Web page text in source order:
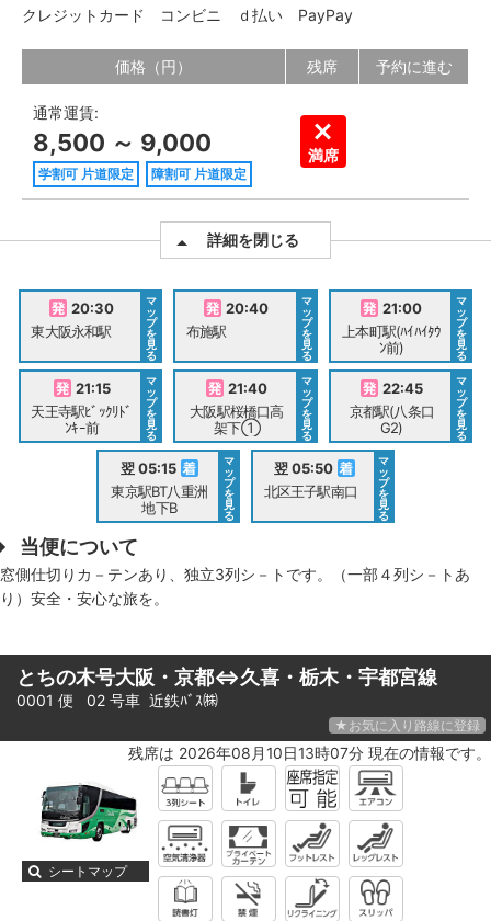
クレジットカード コンビニ ｄ払い PayPay
価格（円） 残席 予約に進む
通常運賃:
8,500 ～ 9,000
学割可 片道限定 障割可 片道限定
満席
詳細を閉じる
20:30
東大阪永和駅
マ
ッ
プ
を
見
る
20:40
布施駅
マ
ッ
プ
を
見
る
21:00
上本町駅(ﾊｲﾊｲﾀｳ
ﾝ前)
マ
ッ
プ
を
見
る
21:15
天王寺駅ﾋﾞｯｸﾘﾄﾞ
ﾝｷｰ前
マ
ッ
プ
を
見
る
21:40
大阪駅桜橋口高
架下①
マ
ッ
プ
を
見
る
22:45
京都駅(八条口
G2)
マ
ッ
プ
を
見
る
翌 05:15
東京駅BT八重洲
地下B
マ
ッ
プ
を
見
る
翌 05:50
北区王子駅南口
マ
ッ
プ
を
見
る
当便について
窓側仕切りカ－テンあり、独立3列シ－トです。（一部４列シ－トあ
り）安全・安心な旅を。
とちの木号大阪・京都⇔久喜・栃木・宇都宮線
0001 便 02 号車 近鉄ﾊﾞｽ㈱
★お気に入り路線に登録
残席は 2026年08月10日13時07分 現在の情報です。
シートマップ